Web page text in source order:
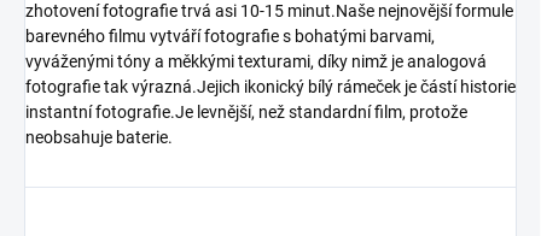
zhotovení fotografie trvá asi 10-15 minut.Naše nejnovější formule
barevného filmu vytváří fotografie s bohatými barvami,
vyváženými tóny a měkkými texturami, díky nimž je analogová
fotografie tak výrazná.Jejich ikonický bílý rámeček je částí historie
instantní fotografie.Je levnější, než standardní film, protože
neobsahuje baterie.